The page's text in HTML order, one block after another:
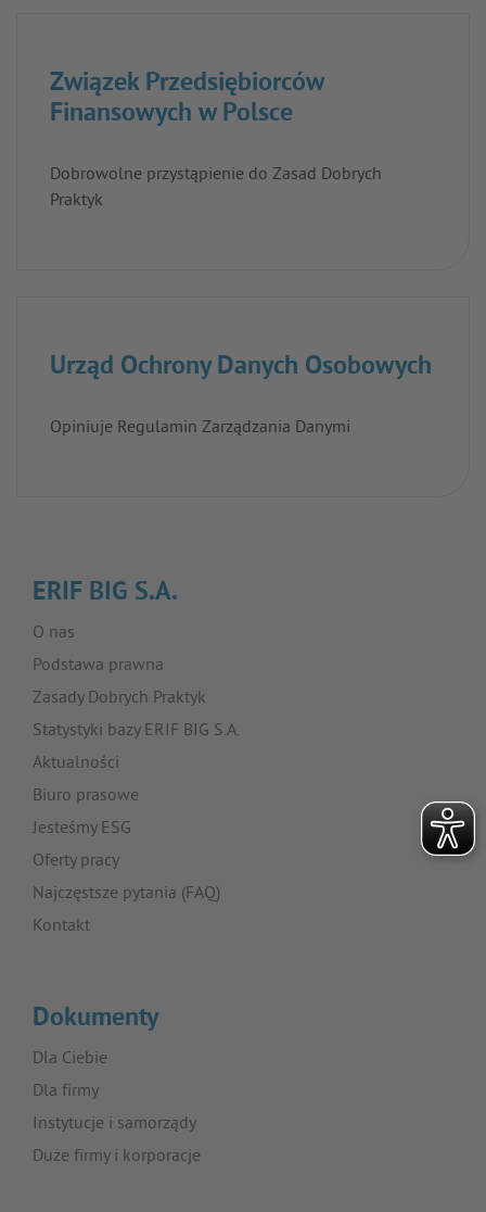
Związek Przedsiębiorców
Finansowych w Polsce
Dobrowolne przystąpienie do Zasad Dobrych
Praktyk
Urząd Ochrony Danych Osobowych
Opiniuje Regulamin Zarządzania Danymi
ERIF BIG S.A.
O nas
Podstawa prawna
Zasady Dobrych Praktyk
Statystyki bazy ERIF BIG S.A.
Aktualności
Biuro prasowe
Jesteśmy ESG
Oferty pracy
Najczęstsze pytania (FAQ)
Kontakt
Dokumenty
Dla Ciebie
Dla firmy
Instytucje i samorządy
Duże firmy i korporacje